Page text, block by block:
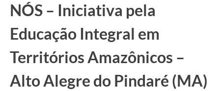
NÓS – Iniciativa pela
Educação Integral em
Territórios Amazônicos –
Alto Alegre do Pindaré (MA)